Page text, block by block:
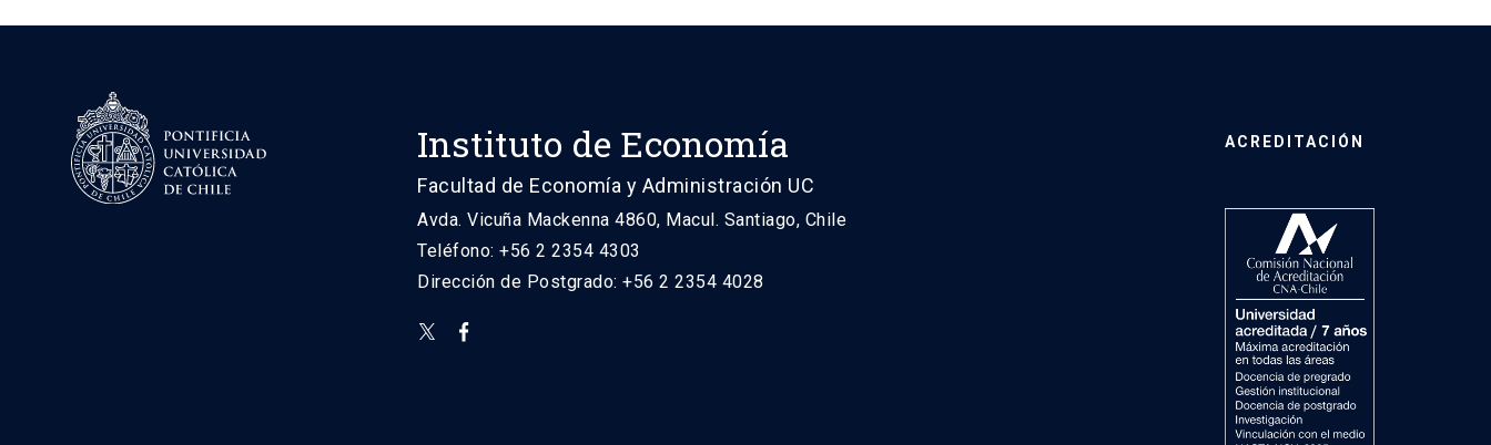
Instituto de Economía
Facultad de Economía y Administración UC
Avda. Vicuña Mackenna 4860, Macul. Santiago, Chile
Teléfono: +56 2 2354 4303
Dirección de Postgrado: +56 2 2354 4028
ACREDITACIÓN